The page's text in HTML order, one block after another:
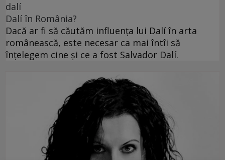
dalí
Dalí în România?
Dacă ar fi să căutăm influența lui Dalí în arta
românească, este necesar ca mai întîi să
înțelegem cine și ce a fost Salvador Dalí.